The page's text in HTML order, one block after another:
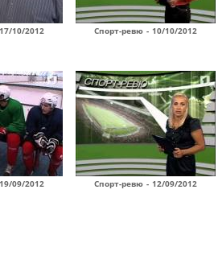
10/2012 Спорт-ревю - 10/10/2012
09/2012 Спорт-ревю - 12/09/2012